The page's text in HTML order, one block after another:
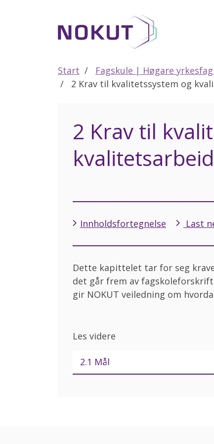
Start Fagskule | Høgare
2 Krav til kvalitetssystem og
2 Krav til
kvalitetsarbeid
Innholdsfortegnelse Last
Dette kapittelet tar for seg
det går frem av
gir NOKUT veiledning om
Les videre
2.1 Mål